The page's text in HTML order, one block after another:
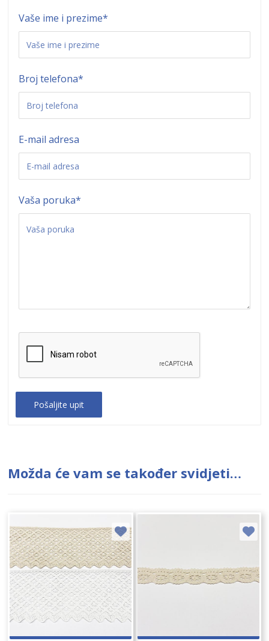
Vaše ime i prezime*
Broj telefona*
E-mail adresa
Vaša poruka*
Možda će vam se također svidjeti…